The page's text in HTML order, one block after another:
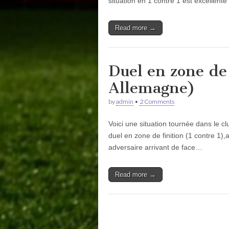
Read more →
Duel en zone
Allemagne)
byadmin • 2 Comments
Voici une situation tournée dans le
duel en zone de finition (1 contre
adversaire arrivant de face…
Read more →